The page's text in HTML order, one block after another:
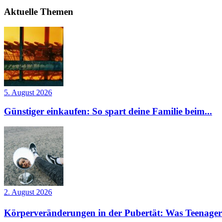
Aktuelle Themen
5. August 2026
Günstiger einkaufen: So spart deine Familie beim...
2. August 2026
Körperveränderungen in der Pubertät: Was